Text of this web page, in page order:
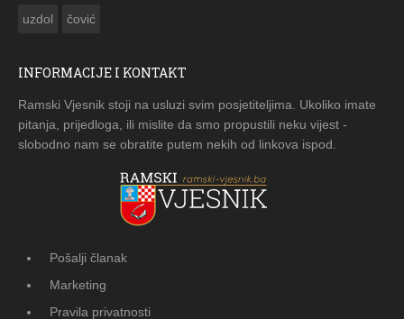
uzdol čović
INFORMACIJE I KONTAKT
Ramski Vjesnik stoji na usluzi svim posjetiteljima. Ukoliko imate
pitanja, prijedloga, ili mislite da smo propustili neku vijest -
slobodno nam se obratite putem nekih od linkova ispod.
Pošalji članak
Marketing
Pravila privatnosti